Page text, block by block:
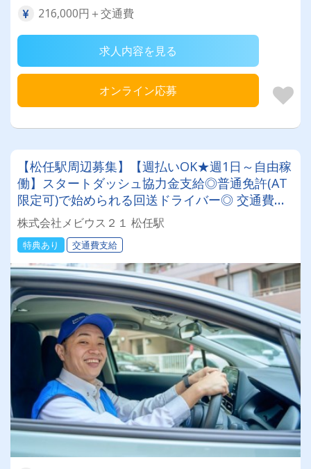
216,000円＋交通費
求人内容を見る
オンライン応募
【松任駅周辺募集】【週払いOK★週1日～自由稼
働】スタートダッシュ協力金支給◎普通免許(AT
限定可)で始められる回送ドライバー◎ 交通費全
額支給＆直行直帰♪日本全国でスキマ時間を有効
活用！
株式会社メビウス２１ 松任駅
特典あり 交通費支給